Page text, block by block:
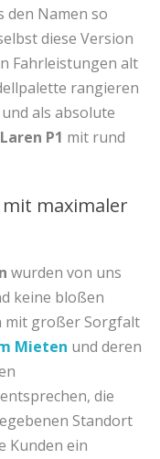
den Namen so
diese Version
Fahrleistungen alt
rangieren
und als absolute
P1 mit rund
maximaler
wurden von uns
keine bloßen
mit großer Sorgfalt
Mieten und deren
entsprechen, die
Standort
Kunden ein